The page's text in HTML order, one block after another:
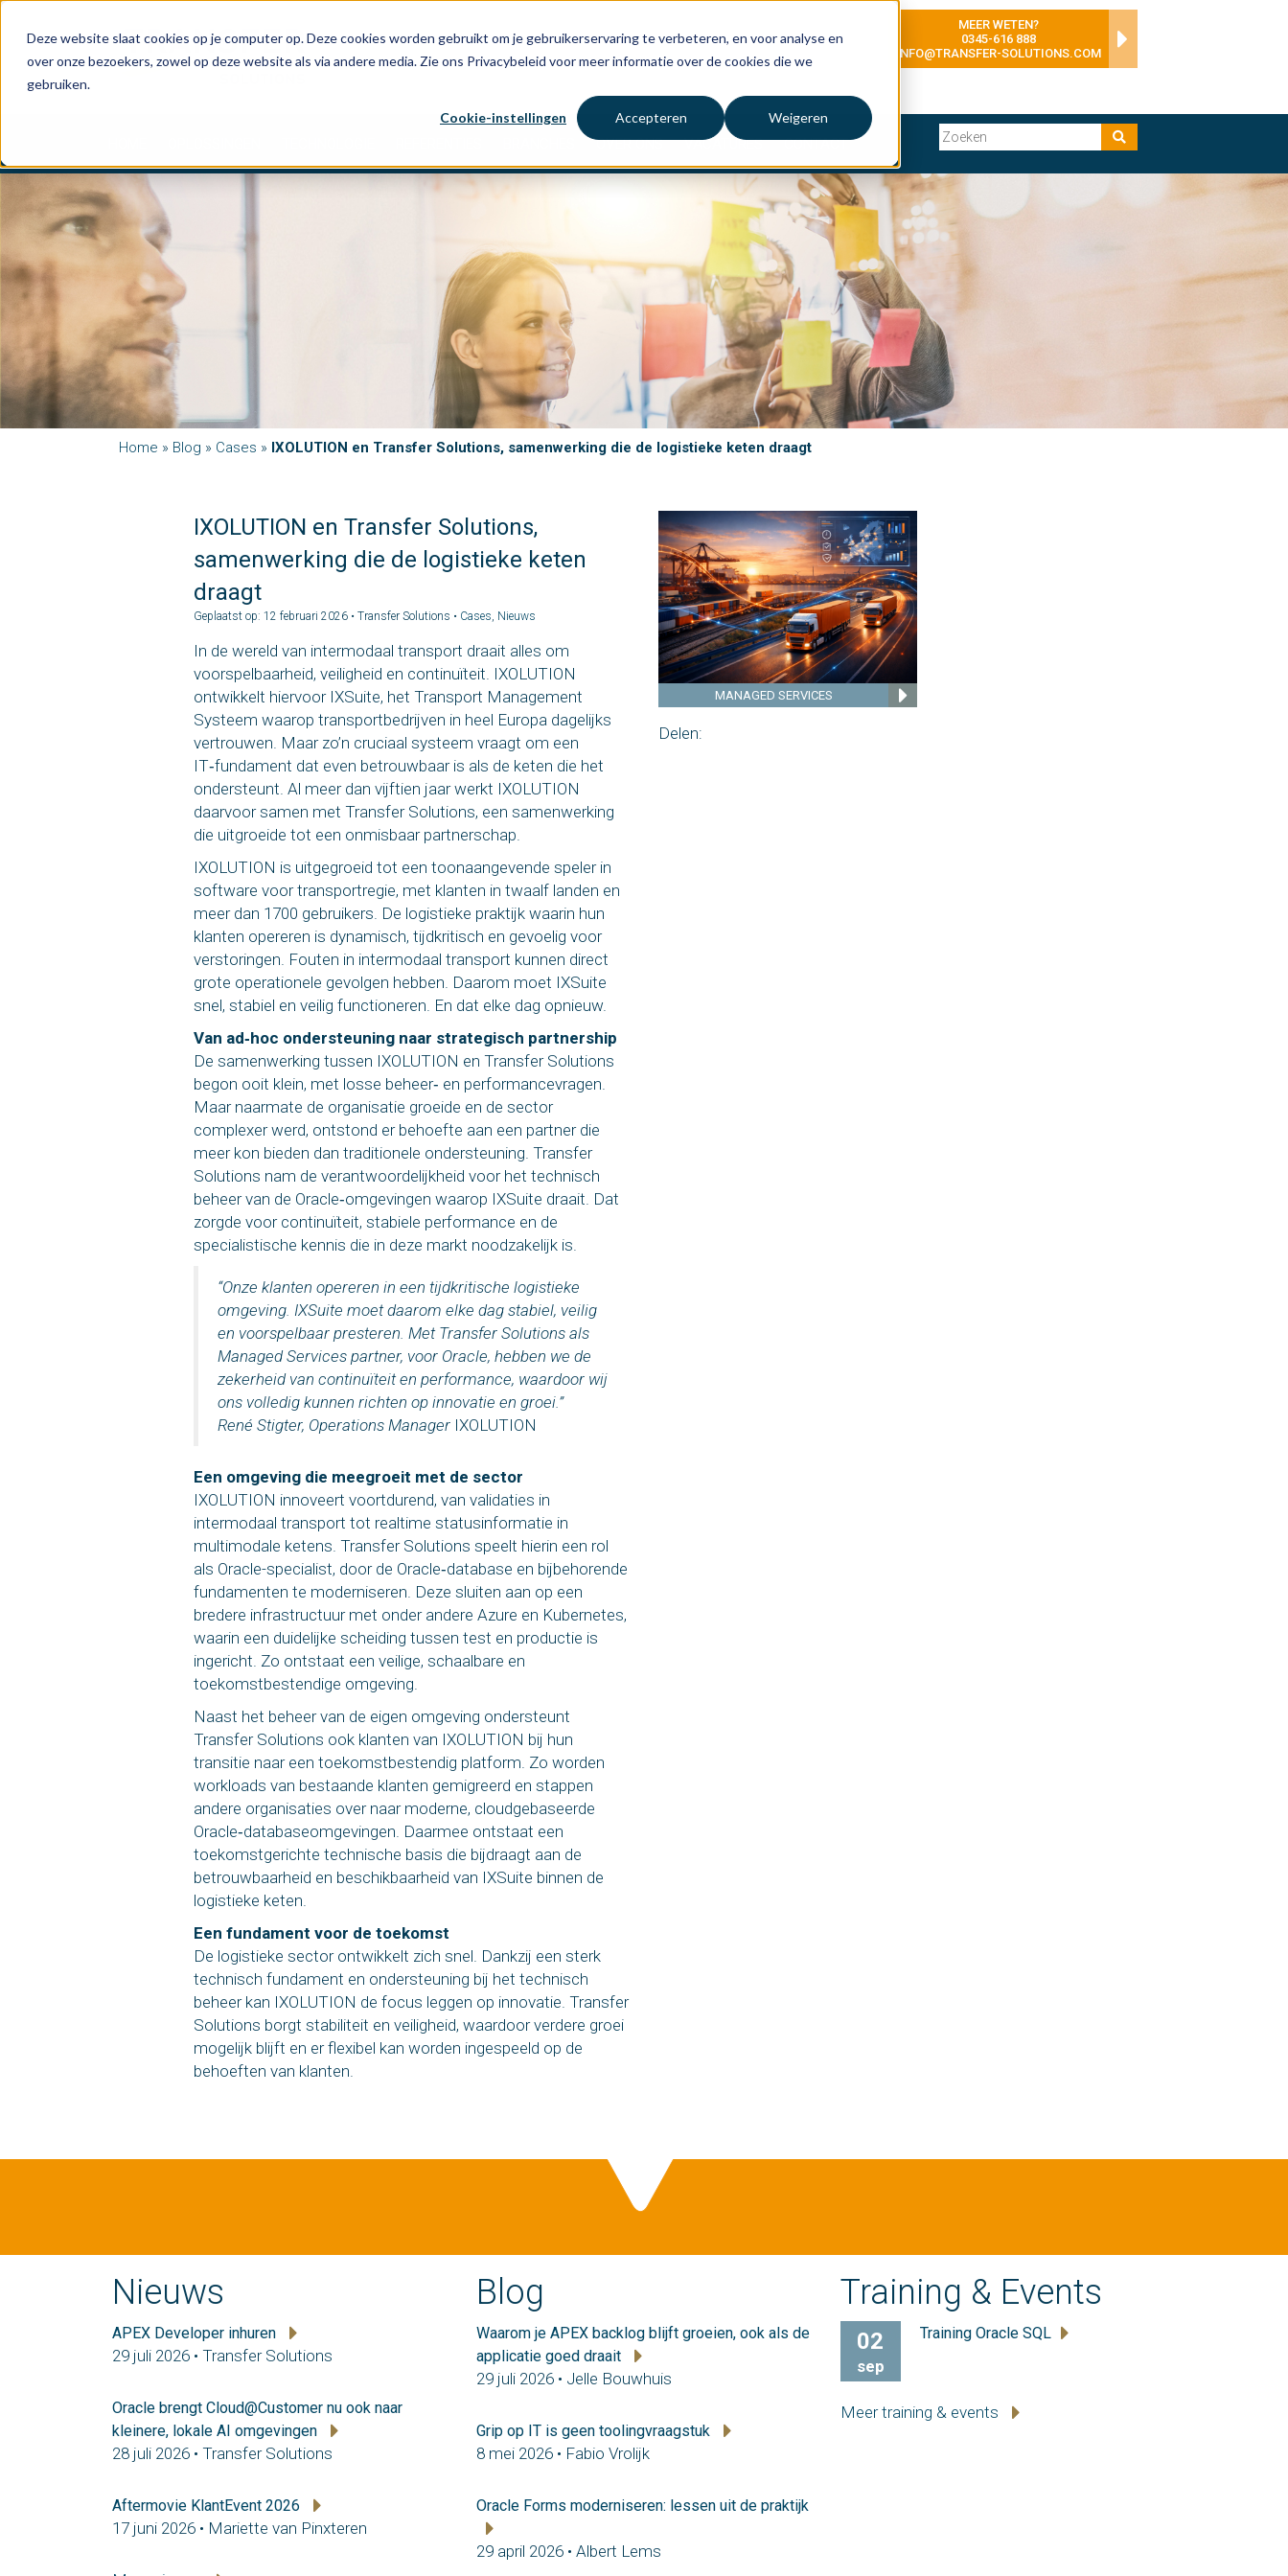
Deze website slaat cookies op je computer op. Deze cookies worden gebruikt om je gebruikerservaring te verbeteren, en voor analyse en
over onze bezoekers, zowel op deze website als via andere media. Zie ons Privacybeleid voor meer informatie over de cookies die we
gebruiken.
Cookie-instellingen Accepteren Weigeren
MEER WETEN?
0345-616 888
INFO@TRANSFER-SOLUTIONS.COM
OVER ONS VACATURES CONTACT
Home » Blog » Cases » IXOLUTION en Transfer Solutions, samenwerking die de logistieke keten draagt
IXOLUTION en Transfer Solutions,
samenwerking die de logistieke keten
draagt
Geplaatst op: 12 februari 2026 • Transfer Solutions • Cases, Nieuws
In de wereld van intermodaal transport draait alles om
voorspelbaarheid, veiligheid en continuïteit. IXOLUTION
ontwikkelt hiervoor IXSuite, het Transport Management
Systeem waarop transportbedrijven in heel Europa dagelijks
vertrouwen. Maar zo’n cruciaal systeem vraagt om een
IT‑fundament dat even betrouwbaar is als de keten die het
ondersteunt. Al meer dan vijftien jaar werkt IXOLUTION
daarvoor samen met Transfer Solutions, een samenwerking
die uitgroeide tot een onmisbaar partnerschap.
IXOLUTION is uitgegroeid tot een toonaangevende speler in
software voor transportregie, met klanten in twaalf landen en
meer dan 1700 gebruikers. De logistieke praktijk waarin hun
klanten opereren is dynamisch, tijdkritisch en gevoelig voor
verstoringen. Fouten in intermodaal transport kunnen direct
grote operationele gevolgen hebben. Daarom moet IXSuite
snel, stabiel en veilig functioneren. En dat elke dag opnieuw.
Van ad‑hoc ondersteuning naar strategisch partnership
De samenwerking tussen IXOLUTION en Transfer Solutions
begon ooit klein, met losse beheer‑ en performancevragen.
Maar naarmate de organisatie groeide en de sector
complexer werd, ontstond er behoefte aan een partner die
meer kon bieden dan traditionele ondersteuning. Transfer
Solutions nam de verantwoordelijkheid voor het technisch
beheer van de Oracle‑omgevingen waarop IXSuite draait. Dat
zorgde voor continuïteit, stabiele performance en de
specialistische kennis die in deze markt noodzakelijk is.
“Onze klanten opereren in een tijdkritische logistieke
omgeving. IXSuite moet daarom elke dag stabiel, veilig
en voorspelbaar presteren. Met Transfer Solutions als
Managed Services partner, voor Oracle, hebben we de
zekerheid van continuïteit en performance, waardoor wij
ons volledig kunnen richten op innovatie en groei.”
René Stigter, Operations Manager IXOLUTION
Een omgeving die meegroeit met de sector
IXOLUTION innoveert voortdurend, van validaties in
intermodaal transport tot realtime statusinformatie in
multimodale ketens. Transfer Solutions speelt hierin een rol
als Oracle-specialist, door de Oracle‑database en bijbehorende
fundamenten te moderniseren. Deze sluiten aan op een
bredere infrastructuur met onder andere Azure en Kubernetes,
waarin een duidelijke scheiding tussen test en productie is
ingericht. Zo ontstaat een veilige, schaalbare en
toekomstbestendige omgeving.
Naast het beheer van de eigen omgeving ondersteunt
Transfer Solutions ook klanten van IXOLUTION bij hun
transitie naar een toekomstbestendig platform. Zo worden
workloads van bestaande klanten gemigreerd en stappen
andere organisaties over naar moderne, cloudgebaseerde
Oracle‑databaseomgevingen. Daarmee ontstaat een
toekomstgerichte technische basis die bijdraagt aan de
betrouwbaarheid en beschikbaarheid van IXSuite binnen de
logistieke keten.
Een fundament voor de toekomst
De logistieke sector ontwikkelt zich snel. Dankzij een sterk
technisch fundament en ondersteuning bij het technisch
beheer kan IXOLUTION de focus leggen op innovatie. Transfer
Solutions borgt stabiliteit en veiligheid, waardoor verdere groei
mogelijk blijft en er flexibel kan worden ingespeeld op de
behoeften van klanten.
MANAGED SERVICES
Delen:
Nieuws
APEX Developer inhuren
29 juli 2026 • Transfer Solutions
Oracle brengt Cloud@Customer nu ook naar
kleinere, lokale AI omgevingen
28 juli 2026 • Transfer Solutions
Aftermovie KlantEvent 2026
17 juni 2026 • Mariette van Pinxteren
Blog
Waarom je APEX backlog blijft groeien, ook als de
applicatie goed draait
29 juli 2026 • Jelle Bouwhuis
Grip op IT is geen toolingvraagstuk
8 mei 2026 • Fabio Vrolijk
Oracle Forms moderniseren: lessen uit de praktijk
29 april 2026 • Albert Lems
Training & Events
02
sep
Training Oracle SQL
Meer training & events